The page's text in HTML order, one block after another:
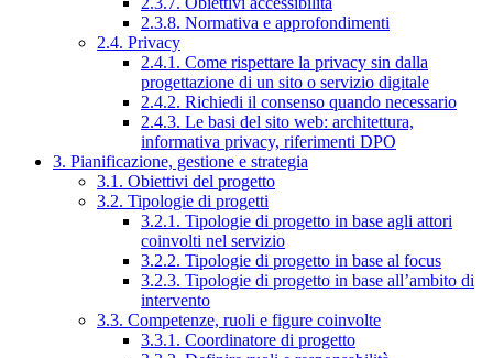
2.3.8. Normativa e approfondimenti
2.4. Privacy
2.4.1. Come rispettare la privacy sin dalla
progettazione di un sito o servizio digitale
2.4.2. Richiedi il consenso quando necessario
2.4.3. Le basi del sito web: architettura,
informativa privacy, riferimenti DPO
3. Pianificazione, gestione e strategia
3.1. Obiettivi del progetto
3.2. Tipologie di progetti
3.2.1. Tipologie di progetto in base agli attori
coinvolti nel servizio
3.2.2. Tipologie di progetto in base al focus
3.2.3. Tipologie di progetto in base all’ambito di
intervento
3.3. Competenze, ruoli e figure coinvolte
3.3.1. Coordinatore di progetto